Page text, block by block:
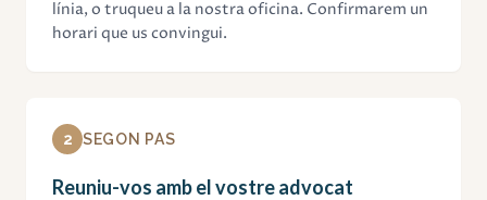
línia, o truqueu a la nostra oficina. Confirmarem un
horari que us convingui.
2 SEGON PAS
Reuniu-vos amb el vostre advocat